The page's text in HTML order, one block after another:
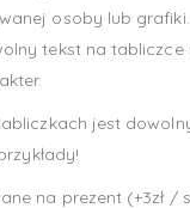
osoby lub grafiki.
tekst na tabliczce
jest
na prezent (+3zł /